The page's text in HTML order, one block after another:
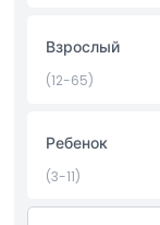
маршрут по
комфортный и
и предлагают
беременных и
маршрутов
Взрослый
(12-65)
Ребенок
(3-11)